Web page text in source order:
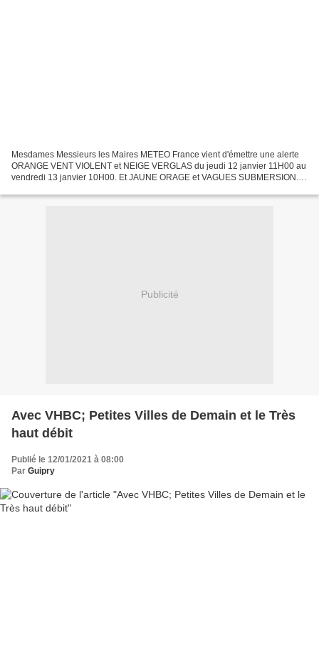
Mesdames Messieurs les Maires METEO France vient d'émettre une alerte
ORANGE VENT VIOLENT et NEIGE VERGLAS du jeudi 12 janvier 11H00 au
vendredi 13 janvier 10H00. Et JAUNE ORAGE et VAGUES SUBMERSION.
Publicité
Avec VHBC; Petites Villes de Demain et le Très
haut débit
Publié le 12/01/2021 à 08:00
Par Guipry